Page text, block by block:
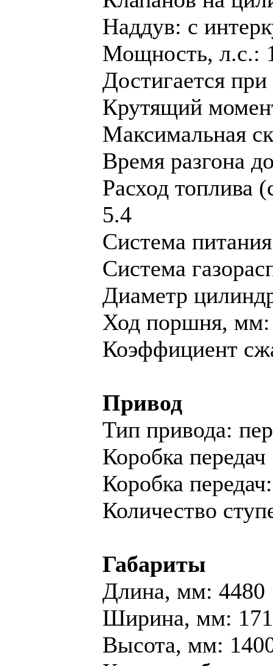
Наддув: c
Мощность, л.с.:
Достигается
Крутящий
Максимальная
Время разгона
Расход топлива
5.4
Система
Система
Диaметр
Ход поршня, мм:
Коэффициент
Привод
Тип привода:
Коробка передач
Коробка
Количество
Габариты
Длина, мм: 4480
Ширина, мм:
Высота, мм: